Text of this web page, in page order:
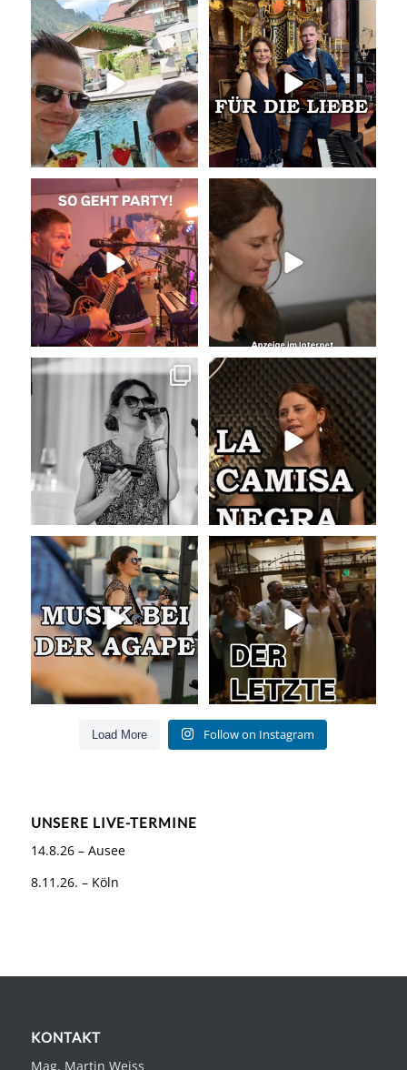
Livemusik, Urlaubsfeeling und
gute Drinks...
18 0
Unser Geheimtipp für die
Trauung
Wir...
30 0
So geht Party!
Was für eine tolle...
35 0
Unser Kennenlernen vor 15
Jahren
Vor 15
34
Sommer, Sonne, Gefühle bei der
Agape!
...
41 0
La Camisa Negra
Wir lieben...
50 0
Musik bei der Agape
Was passiert...
54 4
Abschlusslied der Hochzeit
Was für ein...
53 0
Load More Follow on Instagram
UNSERE LIVE-TERMINE
14.8.26 – Ausee
8.11.26. – Köln
KONTAKT
Mag. Martin Weiss